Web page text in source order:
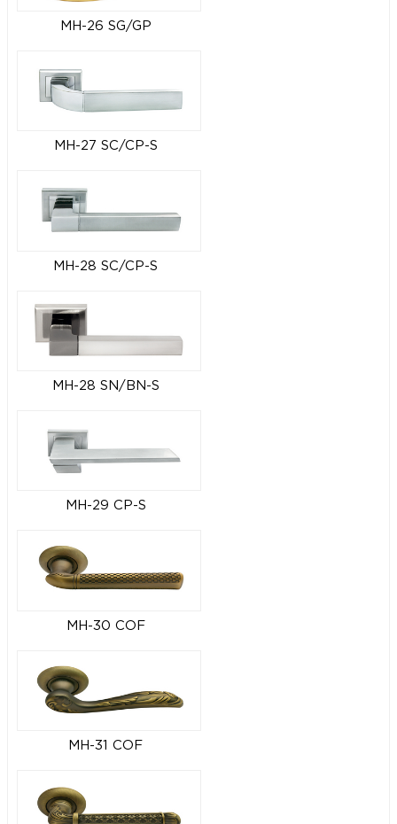
MH-26 SG/GP
MH-27 SC/CP-S
MH-28 SC/CP-S
MH-28 SN/BN-S
MH-29 CP-S
MH-30 COF
MH-31 COF